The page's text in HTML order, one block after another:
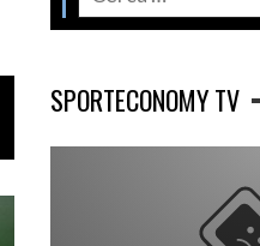
SPORTECONOMY TV